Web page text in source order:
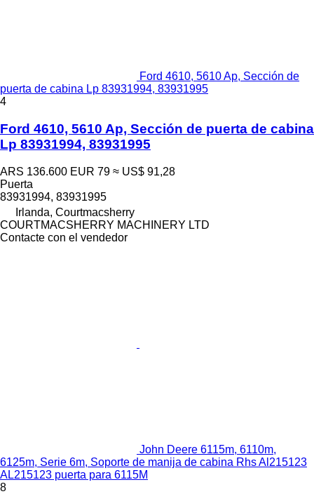
Ford 4610, 5610 Ap, Sección de
puerta de cabina Lp 83931994, 83931995
4
Ford 4610, 5610 Ap, Sección de puerta de cabina
Lp 83931994, 83931995
ARS 136.600 EUR 79 ≈ US$ 91,28
Puerta
83931994, 83931995
Irlanda, Courtmacsherry
COURTMACSHERRY MACHINERY LTD
Contacte con el vendedor
John Deere 6115m, 6110m,
6125m, Serie 6m, Soporte de manija de cabina Rhs Al215123
AL215123 puerta para 6115M
8